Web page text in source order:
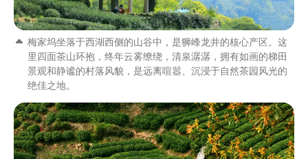
梅家坞坐落于西湖西侧的山谷中，是狮峰龙井的核心产区。这
里四面茶山环抱，终年云雾缭绕，清泉潺潺，拥有如画的梯田
景观和静谧的村落风貌，是远离喧嚣、沉浸于自然茶园风光的
绝佳之地。